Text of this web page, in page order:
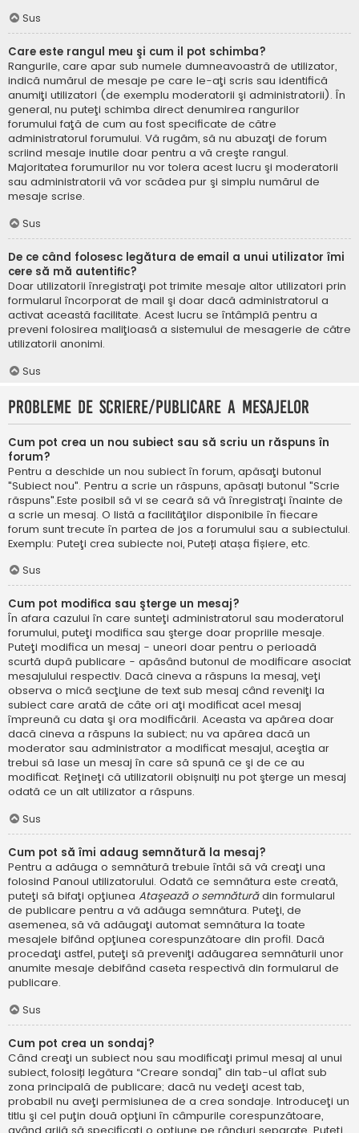
Sus
Care este rangul meu şi cum il pot schimba?
Rangurile, care apar sub numele dumneavoastră de utilizator,
indică numărul de mesaje pe care le-aţi scris sau identifică
anumiţi utilizatori (de exemplu moderatorii şi administratorii). În
general, nu puteţi schimba direct denumirea rangurilor
forumului faţă de cum au fost specificate de către
administratorul forumului. Vă rugăm, să nu abuzaţi de forum
scriind mesaje inutile doar pentru a vă creşte rangul.
Majoritatea forumurilor nu vor tolera acest lucru şi moderatorii
sau administratorii vă vor scădea pur şi simplu numărul de
mesaje scrise.
Sus
De ce când folosesc legătura de email a unui utilizator îmi
cere să mă autentific?
Doar utilizatorii înregistraţi pot trimite mesaje altor utilizatori prin
formularul încorporat de mail şi doar dacă administratorul a
activat această facilitate. Acest lucru se întâmplă pentru a
preveni folosirea maliţioasă a sistemului de mesagerie de către
utilizatorii anonimi.
Sus
Probleme de scriere/publicare a mesajelor
Cum pot crea un nou subiect sau să scriu un răspuns în
forum?
Pentru a deschide un nou subiect în forum, apăsaţi butonul
"Subiect nou". Pentru a scrie un răspuns, apăsați butonul "Scrie
răspuns".Este posibil să vi se ceară să vă înregistraţi înainte de
a scrie un mesaj. O listă a facilităţilor disponibile în fiecare
forum sunt trecute în partea de jos a forumului sau a subiectului.
Exemplu: Puteţi crea subiecte noi, Puteți atașa fișiere, etc.
Sus
Cum pot modifica sau şterge un mesaj?
În afara cazului în care sunteţi administratorul sau moderatorul
forumului, puteţi modifica sau şterge doar propriile mesaje.
Puteţi modifica un mesaj - uneori doar pentru o perioadă
scurtă după publicare - apăsând butonul de modificare asociat
mesajulului respectiv. Dacă cineva a răspuns la mesaj, veţi
observa o mică secţiune de text sub mesaj când reveniţi la
subiect care arată de câte ori aţi modificat acel mesaj
împreună cu data şi ora modificării. Aceasta va apărea doar
dacă cineva a răspuns la subiect; nu va apărea dacă un
moderator sau administrator a modificat mesajul, aceştia ar
trebui să lase un mesaj în care să spună ce şi de ce au
modificat. Reţineţi că utilizatorii obișnuiți nu pot şterge un mesaj
odată ce un alt utilizator a răspuns.
Sus
Cum pot să îmi adaug semnătură la mesaj?
Pentru a adăuga o semnătură trebuie întâi să vă creaţi una
folosind Panoul utilizatorului. Odată ce semnătura este creată,
puteţi să bifaţi opţiunea Ataşează o semnăturădin formularul
de publicare pentru a vă adăuga semnătura. Puteţi, de
asemenea, să vă adăugaţi automat semnătura la toate
mesajele bifând opţiunea corespunzătoare din profil. Dacă
procedaţi astfel, puteţi să preveniţi adăugarea semnăturii unor
anumite mesaje debifând caseta respectivă din formularul de
publicare.
Sus
Cum pot crea un sondaj?
Când creaţi un subiect nou sau modificaţi primul mesaj al unui
subiect, folosiți legătura “Creare sondaj” din tab-ul aflat sub
zona principală de publicare; dacă nu vedeţi acest tab,
probabil nu aveţi permisiunea de a crea sondaje. Introduceţi un
titlu şi cel puţin două opţiuni în câmpurile corespunzătoare,